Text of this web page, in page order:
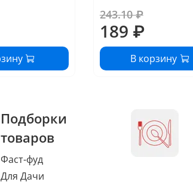
243.10 ₽
189 ₽
В корзину
Подборки
товаров
Фаст-фуд
Для Дачи